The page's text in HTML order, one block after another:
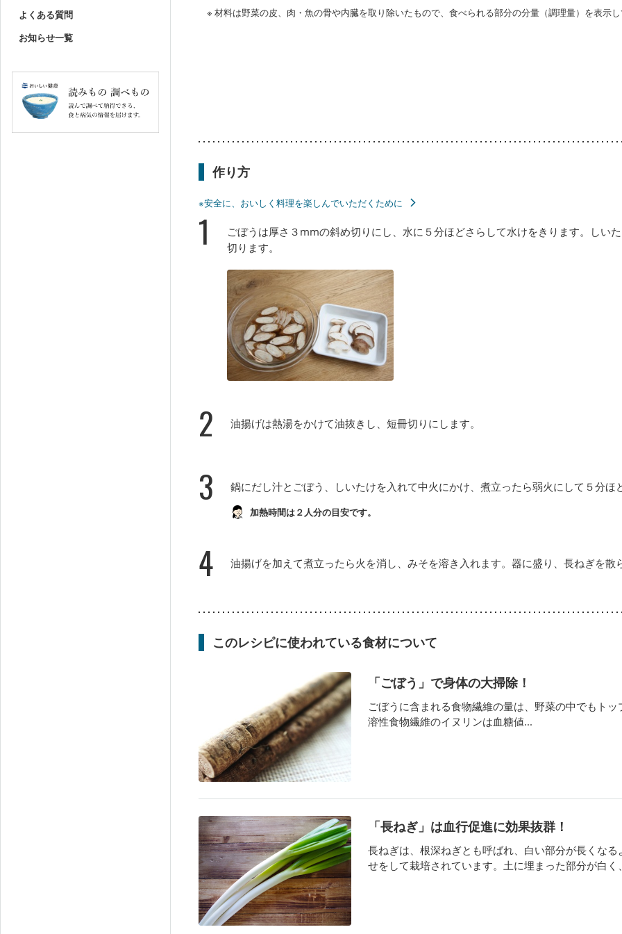
よくある質問
お知らせ一覧
※ 材料は野菜の皮、肉・魚の骨や内臓を取り除いたもので、食べられる部分の分量（調理量）を表示し
作り方
※安全に、おいしく料理を楽しんでいただくために
1
ごぼうは厚さ３mmの斜め切りにし、水に５分ほどさらして水けをきります。しい
切ります。
2 油揚げは熱湯をかけて油抜きし、短冊切りにします。
3 鍋にだし汁とごぼう、しいたけを入れて中火にかけ、煮立ったら弱火にして５分ほ
加熱時間は２人分の目安です。
4 油揚げを加えて煮立ったら火を消し、みそを溶き入れます。器に盛り、長ねぎを散
このレシピに使われている食材について
「ごぼう」で身体の大掃除！
ごぼうに含まれる食物繊維の量は、野菜の中でもトッ
溶性食物繊維のイヌリンは血糖値...
「長ねぎ」は血行促進に効果抜群！
長ねぎは、根深ねぎとも呼ばれ、白い部分が長くなる
せをして栽培されています。土に埋まった部分が白く